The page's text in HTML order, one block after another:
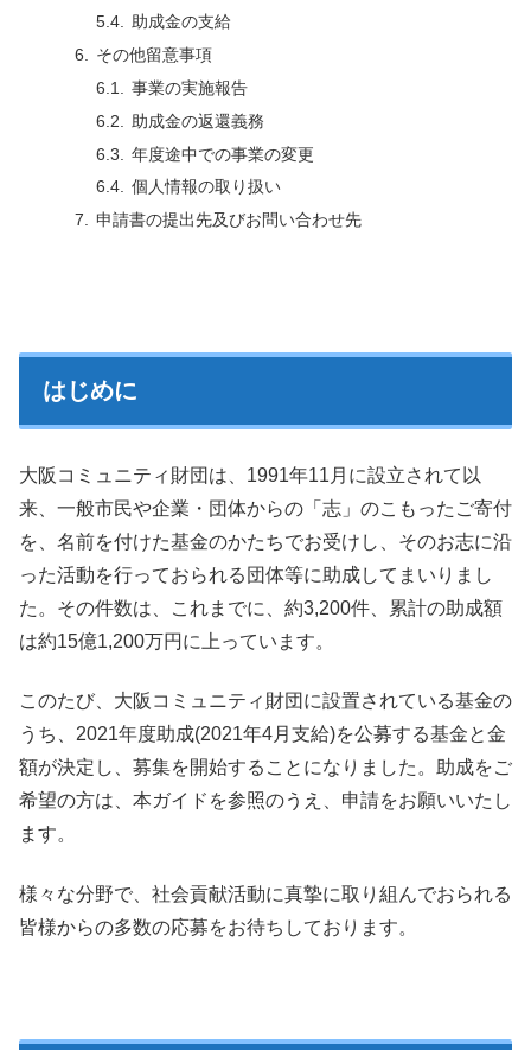
助成金の支給
その他留意事項
事業の実施報告
助成金の返還義務
年度途中での事業の変更
個人情報の取り扱い
申請書の提出先及びお問い合わせ先
はじめに
大阪コミュニティ財団は、1991年11月に設立されて以
来、一般市民や企業・団体からの「志」のこもったご寄付
を、名前を付けた基金のかたちでお受けし、そのお志に沿
った活動を行っておられる団体等に助成してまいりまし
た。その件数は、これまでに、約3,200件、累計の助成額
は約15億1,200万円に上っています。
このたび、大阪コミュニティ財団に設置されている基金の
うち、2021年度助成(2021年4月支給)を公募する基金と金
額が決定し、募集を開始することになりました。助成をご
希望の方は、本ガイドを参照のうえ、申請をお願いいたし
ます。
様々な分野で、社会貢献活動に真摯に取り組んでおられる
皆様からの多数の応募をお待ちしております。